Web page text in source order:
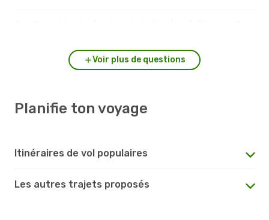
Voir plus de questions
Planifie ton voyage
Itinéraires de vol populaires
Les autres trajets proposés